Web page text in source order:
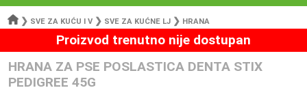
❯ SVE ZA KUĆU I V ❯ SVE ZA KUĆNE LJ ❯ HRANA
Proizvod trenutno nije dostupan
HRANA ZA PSE POSLASTICA DENTA STIX
PEDIGREE 45G